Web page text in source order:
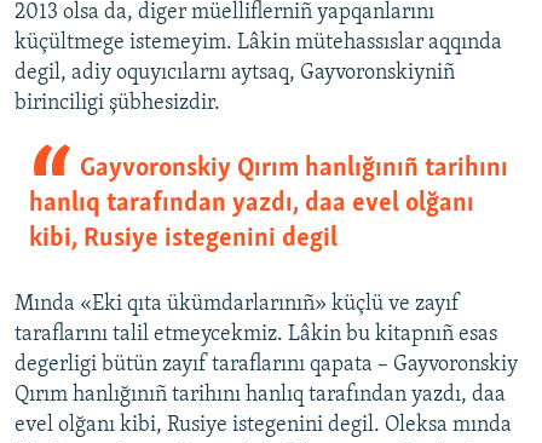
2013 olsa da, diger müelliflerniñ yapqanlarını
küçültmege istemeyim. Lâkin mütehassıslar aqqında
degil, adiy oquyıcılarnı aytsaq, Gayvoronskiyniñ
birinciligi şübhesizdir.
Gayvoronskiy Qırım hanlığınıñ tarihını
hanlıq tarafından yazdı, daa evel olğanı
kibi, Rusiye istegenini degil
Mında «Eki qıta ükümdarlarınıñ» küçlü ve zayıf
taraflarını talil etmeycekmiz. Lâkin bu kitapnıñ esas
degerligi bütün zayıf taraflarını qapata – Gayvoronskiy
Qırım hanlığınıñ tarihını hanlıq tarafından yazdı, daa
evel olğanı kibi, Rusiye istegenini degil. Oleksa mında